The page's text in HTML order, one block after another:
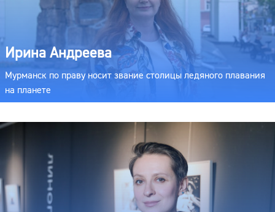
Ирина Андреева
Мурманск по праву носит звание столицы ледяного плавания
на планете